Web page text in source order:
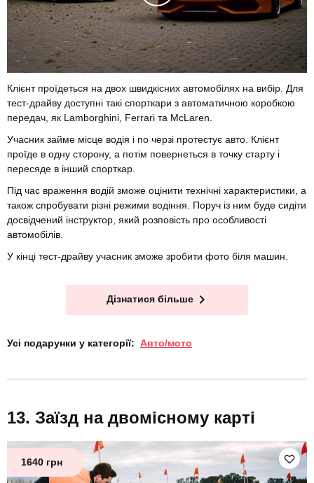
Клієнт проїдеться на двох швидкісних автомобілях на вибір. Для
тест-драйву доступні такі спорткари з автоматичною коробкою
передач, як Lamborghini, Ferrari та McLaren.
Учасник займе місце водія і по черзі протестує авто. Клієнт
проїде в одну сторону, а потім повернеться в точку старту і
пересяде в інший спорткар.
Під час враження водій зможе оцінити технічні характеристики, а
також спробувати різні режими водіння. Поруч із ним буде сидіти
досвідчений інструктор, який розповість про особливості
автомобілів.
У кінці тест-драйву учасник зможе зробити фото біля машин.
Дізнатися більше
Усі подарунки у категорії: Авто/мото
Заїзд на двомісному карті
1640 грн